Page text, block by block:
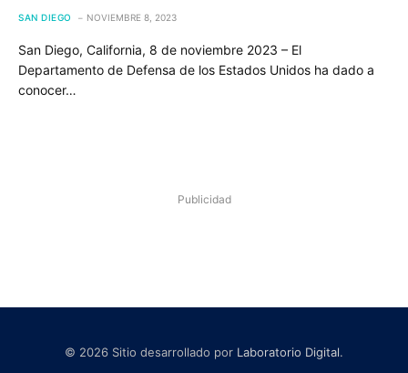
SAN DIEGO NOVIEMBRE 8, 2023
San Diego, California, 8 de noviembre 2023 – El
Departamento de Defensa de los Estados Unidos ha dado a
conocer…
Publicidad
© 2026 Sitio desarrollado por Laboratorio Digital.